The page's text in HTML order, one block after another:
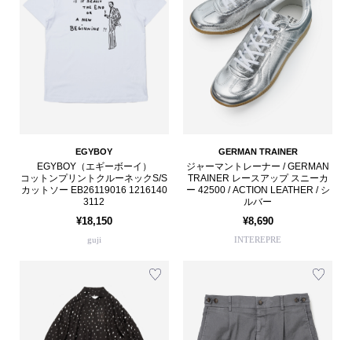
EGYBOY
EGYBOY（エギーボーイ）
コットンプリントクルーネックS/S
カットソー EB26119016 1216140
3112
¥18,150
guji
GERMAN TRAINER
ジャーマントレーナー / GERMAN
TRAINER レースアップ スニーカ
ー 42500 / ACTION LEATHER / シ
ルバー
¥8,690
INTEREPRE